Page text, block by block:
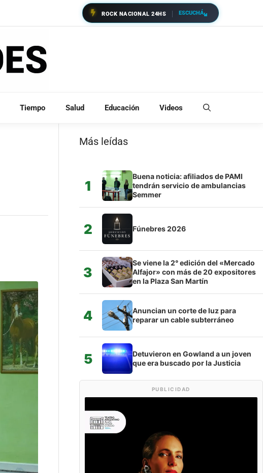
ROCK NACIONAL 24HS ESCUCHÁ
Tiempo Salud Educación Videos
Más leídas
1
Buena noticia: afiliados de PAMI
tendrán servicio de ambulancias
Semmer
2 Fúnebres 2026
3
Se viene la 2° edición del «Mercado
Alfajor» con más de 20 expositores
en la Plaza San Martín
4
Anuncian un corte de luz para
reparar un cable subterráneo
5
Detuvieron en Gowland a un joven
que era buscado por la Justicia
PUBLICIDAD